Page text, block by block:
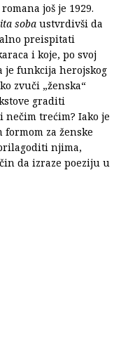
još je 1929.
soba ustvrdivši da
preispitati
i koje, po svoj
je funkcija herojskog
zvuči „ženska“
graditi
trećim? Iako je
za ženske
njima,
da izraze poeziju u